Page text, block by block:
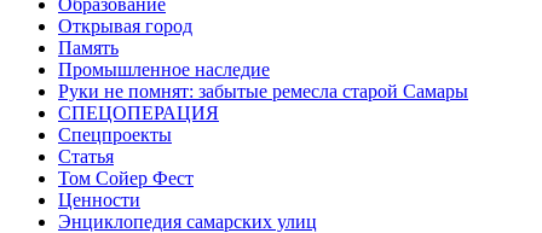
Открывая город
Память
Промышленное наследие
Руки не помнят: забытые ремесла старой Самары
СПЕЦОПЕРАЦИЯ
Спецпроекты
Статья
Том Сойер Фест
Ценности
Энциклопедия самарских улиц